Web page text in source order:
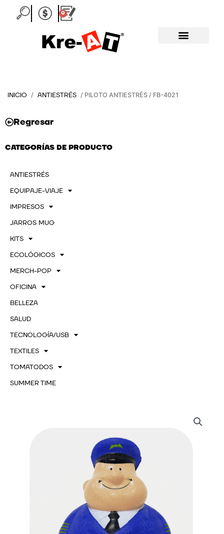
0
Carrito
INICIO / ANTIESTRÉS / PILOTO ANTIESTRÉS / FB-4021
Regresar
CATEGORÍAS DE PRODUCTO
ANTIESTRÉS
EQUIPAJE-VIAJE
IMPRESOS
JARROS MUG
KITS
ECOLÓGICOS
MERCH-POP
OFICINA
BELLEZA
SALUD
TECNOLOGÍA/USB
TEXTILES
TOMATODOS
SUMMER TIME